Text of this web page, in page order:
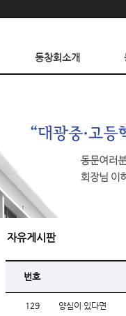
동창회소개
자유게시판
번호
129 양심이 있다면